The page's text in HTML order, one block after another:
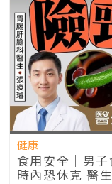
健康
食用安全｜男
時內恐休克 醫